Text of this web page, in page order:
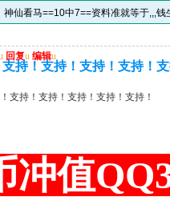
神仙看马==10中7==资料准就等于,,,钱
回复u 编辑u
持！支持！支持！支持！
支持！支持！支持！支持！支持！
冲值